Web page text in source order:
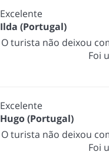
Excelente
Ilda (Portugal)
O turista não deixou
Foi
Excelente
Hugo (Portugal)
O turista não deixou
Foi